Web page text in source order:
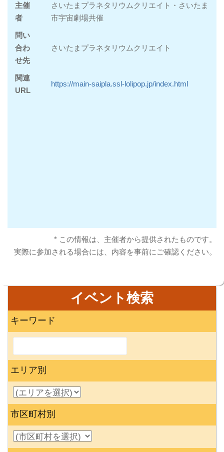
主催
者
さいたまプラネタリウムクリエイト・さいたま
市宇宙劇場共催
問い
合わ
せ先
さいたまプラネタリウムクリエイト
関連
URL
https://main-saipla.ssl-lolipop.jp/index.html
* この情報は、主催者から提供されたものです。
実際に参加される場合には、内容を事前にご確認ください。
イベント検索
キーワード
エリア別
市区町村別